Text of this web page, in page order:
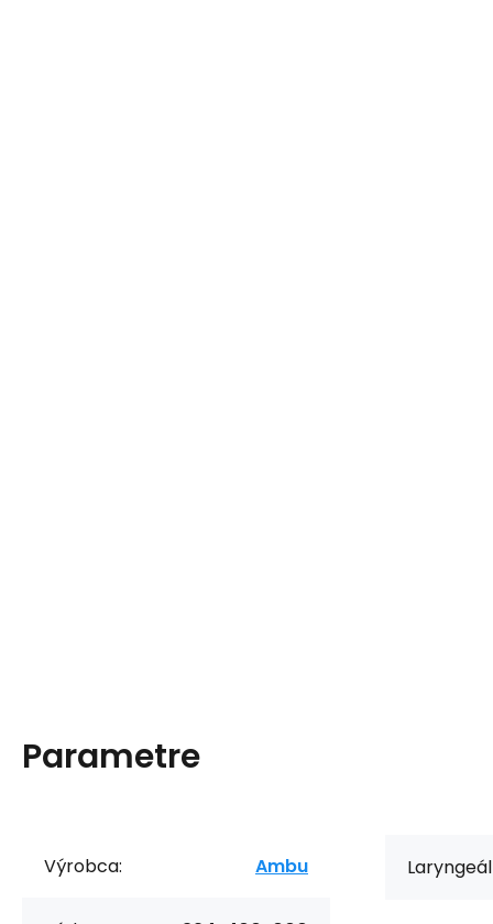
Parametre
Výrobca: Ambu